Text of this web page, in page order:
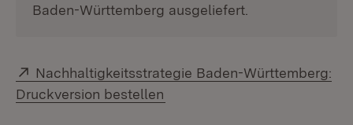
Baden-Württemberg ausgeliefert.
Extern:
Nachhaltigkeitsstrategie Baden-Württemberg:
Druckversion bestellen